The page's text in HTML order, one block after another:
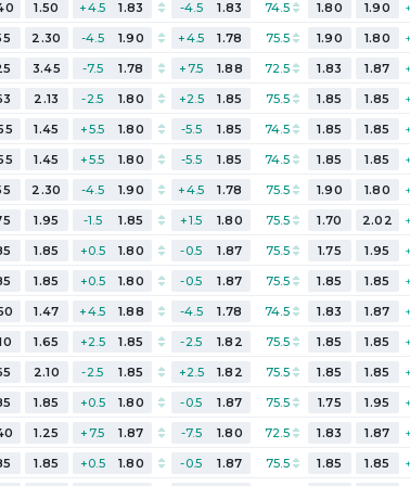
1.50 +4.5 1.83 -4.5 1.83 74.5 1.80 1.90
2.30 -4.5 1.90 +4.5 1.78 75.5 1.90 1.80
3.45 -7.5 1.78 +7.5 1.88 72.5 1.83 1.87
2.13 -2.5 1.80 +2.5 1.85 75.5 1.85 1.85
1.45 +5.5 1.80 -5.5 1.85 74.5 1.85 1.85
1.45 +5.5 1.80 -5.5 1.85 74.5 1.85 1.85
2.30 -4.5 1.90 +4.5 1.78 75.5 1.90 1.80
1.95 -1.5 1.85 +1.5 1.80 75.5 1.70 2.02
1.85 +0.5 1.80 -0.5 1.87 75.5 1.75 1.95
1.85 +0.5 1.80 -0.5 1.87 75.5 1.85 1.85
1.47 +4.5 1.88 -4.5 1.78 74.5 1.83 1.87
1.65 +2.5 1.85 -2.5 1.82 75.5 1.85 1.85
2.10 -2.5 1.85 +2.5 1.82 75.5 1.85 1.85
1.85 +0.5 1.80 -0.5 1.87 75.5 1.75 1.95
1.25 +7.5 1.87 -7.5 1.80 72.5 1.83 1.87
1.85 +0.5 1.80 -0.5 1.87 75.5 1.85 1.85